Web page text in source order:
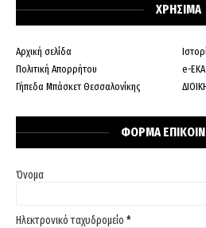
ΧΡΗΣΙΜΑ
Αρχική σελίδα
Πολιτική Απορρήτου
e-
Γήπεδα Μπάσκετ Θεσσαλονίκης
ΦΟΡΜΑ
Όνομα
Ηλεκτρονικό ταχυδρομείο *